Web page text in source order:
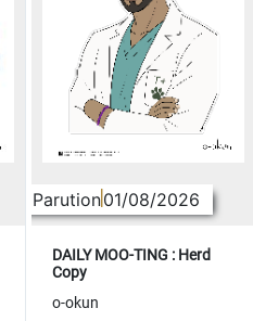
Parution01/08/2026
DAILY MOO-TING : Herd
Copy
o-okun